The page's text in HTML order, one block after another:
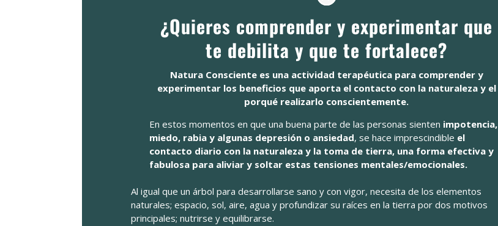
¿Quieres comprender y experimentar que
te debilita y que te fortalece?
Natura Consciente es una actividad terapéutica para comprender y
experimentar los beneficios que aporta el contacto con la naturaleza y el
porqué realizarlo conscientemente.
En estos momentos en que una buena parte de las personas sienten impotencia,
miedo, rabia y algunas depresión o ansiedad, se hace imprescindible el
contacto diario con la naturaleza y la toma de tierra, una forma efectiva y
fabulosa para aliviar y soltar estas tensiones mentales/emocionales.
Al igual que un árbol para desarrollarse sano y con vigor, necesita de los elementos
naturales; espacio, sol, aire, agua y profundizar su raíces en la tierra por dos motivos
principales; nutrirse y equilibrarse.